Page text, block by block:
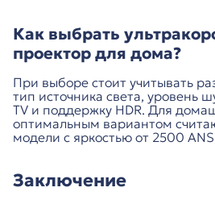
Как выбрать
проектор для дома?
При выборе стоит учитывать
тип источника света, уровень
TV и поддержку HDR. Для
оптимальным вариантом
модели с яркостью от 2500
Заключение